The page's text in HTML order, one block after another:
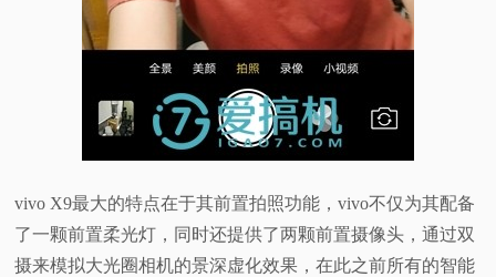
vivo X9最大的特点在于其前置拍照功能，vivo不仅为其配备
了一颗前置柔光灯，同时还提供了两颗前置摄像头，通过双
摄来模拟大光圈相机的景深虚化效果，在此之前所有的智能